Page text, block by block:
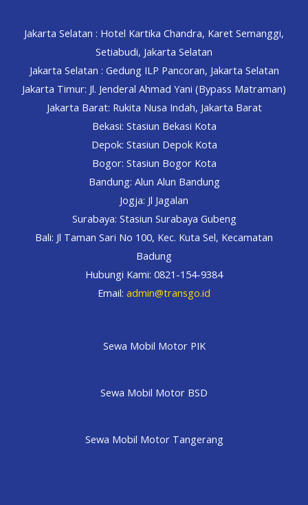
Jakarta Selatan : Hotel Kartika Chandra, Karet Semanggi,
Setiabudi, Jakarta Selatan
Jakarta Selatan : Gedung ILP Pancoran, Jakarta Selatan
Jakarta Timur: Jl. Jenderal Ahmad Yani (Bypass Matraman)
Jakarta Barat: Rukita Nusa Indah, Jakarta Barat
Bekasi: Stasiun Bekasi Kota
Depok: Stasiun Depok Kota
Bogor: Stasiun Bogor Kota
Bandung: Alun Alun Bandung
Jogja: Jl Jagalan
Surabaya: Stasiun Surabaya Gubeng
Bali: Jl Taman Sari No 100, Kec. Kuta Sel, Kecamatan
Badung
Hubungi Kami: 0821-154-9384
Email: admin@transgo.id
Sewa Mobil Motor PIK
Sewa Mobil Motor BSD
Sewa Mobil Motor Tangerang